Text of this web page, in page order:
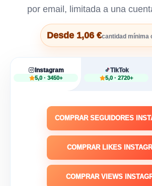
por email, limitada a una
Desde 1,06 €cantidad mínima
Instagram
5,0 · 3450+
TikTok
5,0 · 2720+
COMPRAR SEGUIDORES
COMPRAR LIKES
COMPRAR VIEWS